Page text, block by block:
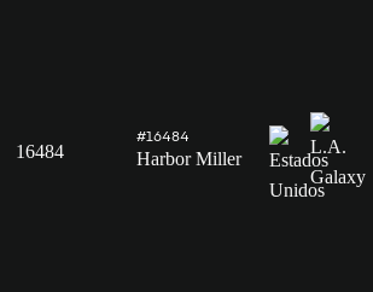
16484
#16484
Harbor Miller